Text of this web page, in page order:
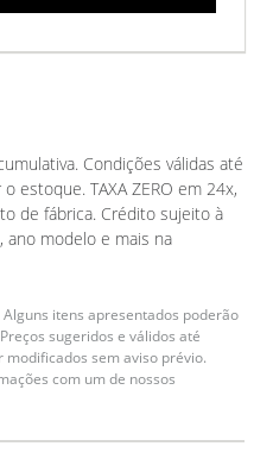
Condições válidas até
estoque. TAXA ZERO em 24x,
de fábrica. Crédito sujeito à
ano modelo e mais na
itens apresentados poderão
sugeridos e válidos até
sem aviso prévio.
com um de nossos